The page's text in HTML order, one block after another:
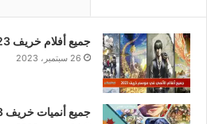
جميع أفلام خريف 2023 – قائمة كاملة
26 سبتمبر، 2023
جميع أنميات خريف 2023 – قائمة كاملة